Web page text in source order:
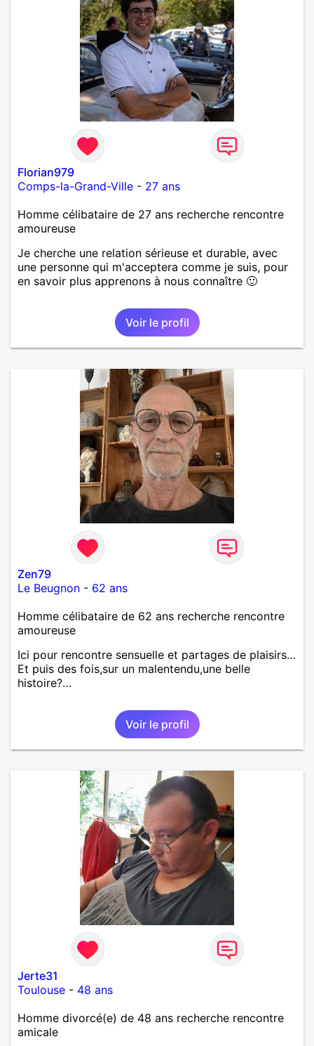
Florian979
Comps-la-Grand-Ville - 27 ans
Homme célibataire de 27 ans recherche rencontre
amoureuse
Je cherche une relation sérieuse et durable, avec
une personne qui m'acceptera comme je suis, pour
en savoir plus apprenons à nous connaître 🙂
Voir le profil
Zen79
Le Beugnon - 62 ans
Homme célibataire de 62 ans recherche rencontre
amoureuse
Ici pour rencontre sensuelle et partages de plaisirs…
Et puis des fois,sur un malentendu,une belle
histoire?…
Voir le profil
Jerte31
Toulouse - 48 ans
Homme divorcé(e) de 48 ans recherche rencontre
amicale